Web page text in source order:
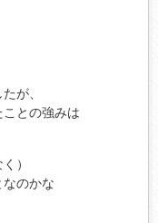
が、
との強みは
）
のかな